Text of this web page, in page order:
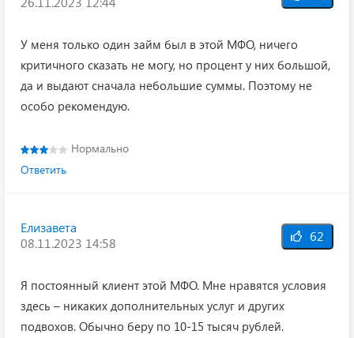
У меня только один займ был в этой МФО, ничего
критичного сказать не могу, но процент у них большой,
да и выдают сначала небольшие суммы. Поэтому не
особо рекомендую.
Нормально
Ответить
Елизавета
08.11.2023 14:58
62
Я постоянный клиент этой МФО. Мне нравятся условия
здесь – никаких дополнительных услуг и других
подвохов. Обычно беру по 10-15 тысяч рублей.